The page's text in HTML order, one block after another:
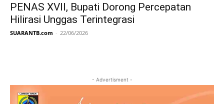
PENAS XVII, Bupati Dorong Percepatan
Hilirasi Unggas Terintegrasi
SUARANTB.com - 22/06/2026
- Advertisment -